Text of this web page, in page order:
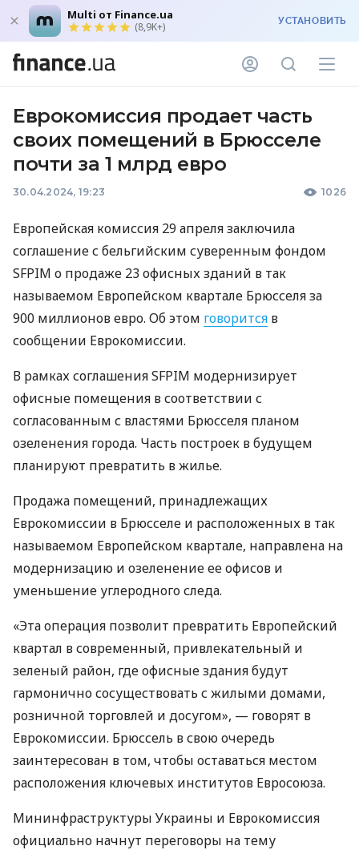
Multi от Finance.ua
(8,9K+) УСТАНОВИТЬ
Еврокомиссия продает часть
своих помещений в Брюсселе
почти за 1 млрд евро
30.04.2024, 19:23 1026
Европейская комиссия 29 апреля заключила
соглашение с бельгийским суверенным фондом
SFPIM о продаже 23 офисных зданий в так
называемом Европейском квартале Брюсселя за
900 миллионов евро. Об этом говорится в
сообщении Еврокомиссии.
В рамках соглашения SFPIM модернизирует
офисные помещения в соответствии с
согласованным с властями Брюсселя планом
озеленения города. Часть построек в будущем
планируют превратить в жилье.
Продажа помещений, принадлежащих
Еврокомиссии в Брюсселе и расположенных в так
называемом Европейском квартале, направлена ​​на
модернизацию и озеленение ее офисов и
уменьшение углеродного следа.
«Эта операция позволит превратить Европейский
квартал в современный, привлекательный и
зеленый район, где офисные здания будут
гармонично сосуществовать с жилыми домами,
розничной торговлей и досугом», — говорят в
Еврокомиссии. Брюссель в свою очередь
заинтересован в том, чтобы оставаться местом
расположения ключевых институтов Евросоюза.
Мининфраструктуры Украины и Еврокомиссия
официально начнут переговоры на тему